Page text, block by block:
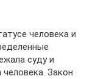
человека и
суду и
Закон